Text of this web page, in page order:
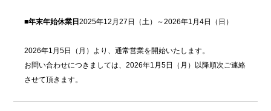
■年末年始休業日2025年12月27日（土）～2026年1月4日（日）
2026年1月5日（月）より、通常営業を開始いたします。
お問い合わせにつきましては、2026年1月5日（月）以降順次ご連絡
させて頂きます。